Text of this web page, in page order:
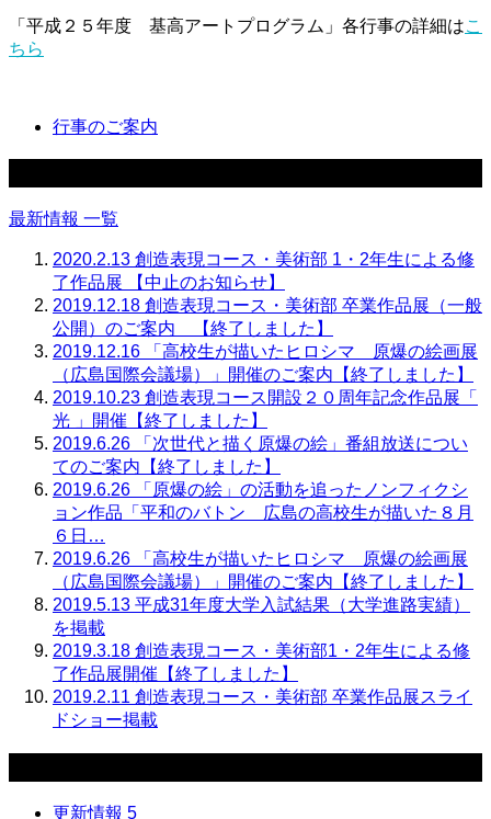
「平成２５年度 基高アートプログラム」各行事の詳細はこ
ちら
行事のご案内
最新情報 一覧
2020.2.13 創造表現コース・美術部 1・2年生による修
了作品展 【中止のお知らせ】
2019.12.18 創造表現コース・美術部 卒業作品展（一般
公開）のご案内 【終了しました】
2019.12.16
「高校生が描いたヒロシマ 原爆の絵画展
（広島国際会議場）」開催のご案内【終了しました】
2019.10.23 創造表現コース開設２０周年記念作品展「
光 」開催【終了しました】
2019.6.26
「次世代と描く原爆の絵」番組放送につい
てのご案内【終了しました】
2019.6.26
「原爆の絵」の活動を追ったノンフィクシ
ョン作品「平和のバトン 広島の高校生が描いた８月
６日…
2019.6.26
「高校生が描いたヒロシマ 原爆の絵画展
（広島国際会議場）」開催のご案内【終了しました】
2019.5.13 平成31年度大学入試結果（大学進路実績）
を掲載
2019.3.18 創造表現コース・美術部1・2年生による修
了作品展開催【終了しました】
2019.2.11 創造表現コース・美術部 卒業作品展スライ
ドショー掲載
更新情報 5